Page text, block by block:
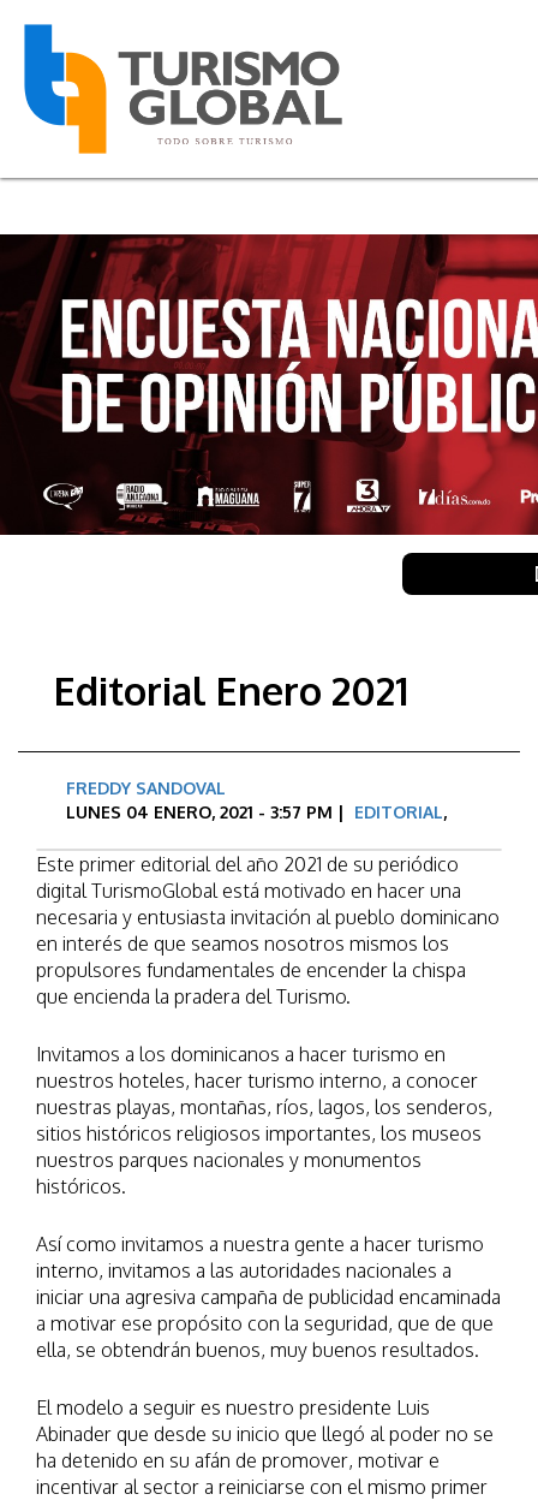
Editorial Enero 2021
FREDDY SANDOVAL
LUNES 04 ENERO, 2021 - 3:57 PM | EDITORIAL,
Este primer editorial del año 2021 de su periódico
digital TurismoGlobal está motivado en hacer una
necesaria y entusiasta invitación al pueblo dominicano
en interés de que seamos nosotros mismos los
propulsores fundamentales de encender la chispa
que encienda la pradera del Turismo.
Invitamos a los dominicanos a hacer turismo en
nuestros hoteles, hacer turismo interno, a conocer
nuestras playas, montañas, ríos, lagos, los senderos,
sitios históricos religiosos importantes, los museos
nuestros parques nacionales y monumentos
históricos.
Así como invitamos a nuestra gente a hacer turismo
interno, invitamos a las autoridades nacionales a
iniciar una agresiva campaña de publicidad encaminada
a motivar ese propósito con la seguridad, que de que
ella, se obtendrán buenos, muy buenos resultados.
El modelo a seguir es nuestro presidente Luis
Abinader que desde su inicio que llegó al poder no se
ha detenido en su afán de promover, motivar e
incentivar al sector a reiniciarse con el mismo primer